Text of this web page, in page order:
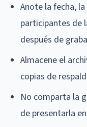
Anote la fecha,
participantes de
después de
Almacene el
copias de
No comparta la
de presentarla